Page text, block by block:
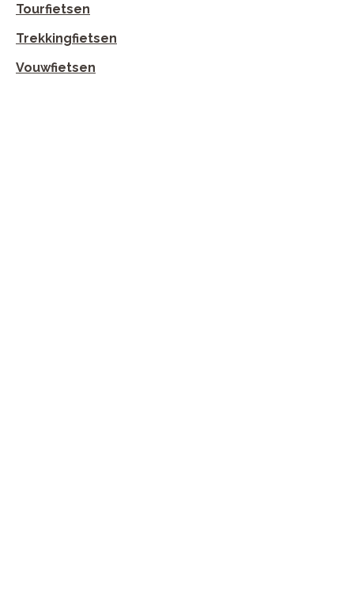
Tourfietsen
Trekkingfietsen
Vouwfietsen